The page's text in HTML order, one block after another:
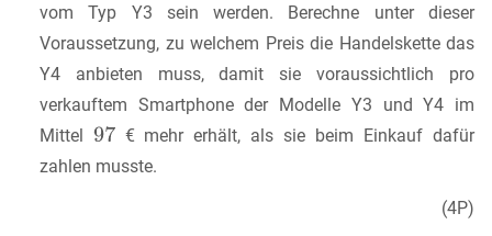
vom Typ Y3 sein werden. Berechne unter dieser
Voraussetzung, zu welchem Preis die Handelskette das
Y4 anbieten muss, damit sie voraussichtlich pro
verkauftem Smartphone der Modelle Y3 und Y4 im
Mittel
€ mehr erhält, als sie beim Einkauf dafür
zahlen musste.
(4P)